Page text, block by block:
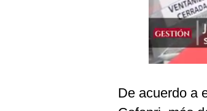
De acuerdo a